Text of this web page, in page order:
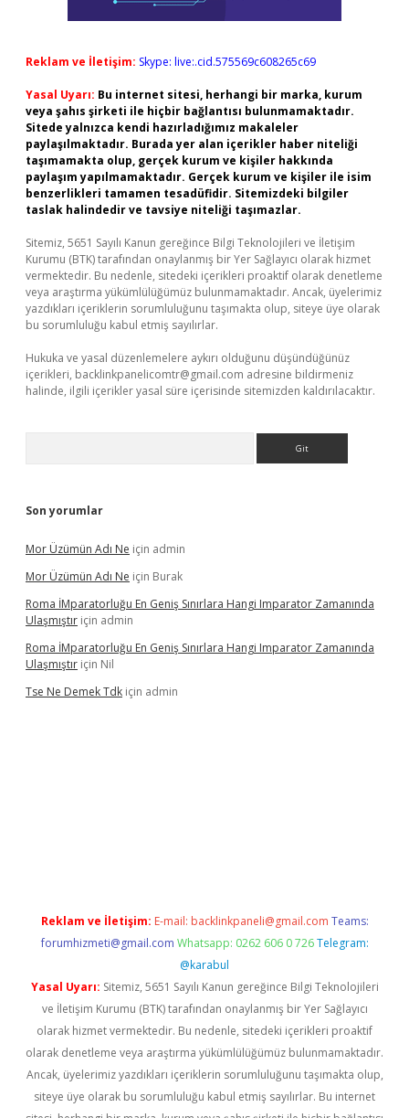
Reklam ve İletişim: Skype: live:.cid.575569c608265c69
Yasal Uyarı: Bu internet sitesi, herhangi bir marka, kurum
veya şahıs şirketi ile hiçbir bağlantısı bulunmamaktadır.
Sitede yalnızca kendi hazırladığımız makaleler
paylaşılmaktadır. Burada yer alan içerikler haber niteliği
taşımamakta olup, gerçek kurum ve kişiler hakkında
paylaşım yapılmamaktadır. Gerçek kurum ve kişiler ile isim
benzerlikleri tamamen tesadüfidir. Sitemizdeki bilgiler
taslak halindedir ve tavsiye niteliği taşımazlar.
Sitemiz, 5651 Sayılı Kanun gereğince Bilgi Teknolojileri ve İletişim
Kurumu (BTK) tarafından onaylanmış bir Yer Sağlayıcı olarak hizmet
vermektedir. Bu nedenle, sitedeki içerikleri proaktif olarak denetleme
veya araştırma yükümlülüğümüz bulunmamaktadır. Ancak, üyelerimiz
yazdıkları içeriklerin sorumluluğunu taşımakta olup, siteye üye olarak
bu sorumluluğu kabul etmiş sayılırlar.
Hukuka ve yasal düzenlemelere aykırı olduğunu düşündüğünüz
içerikleri, backlinkpanelicomtr@gmail.com adresine bildirmeniz
halinde, ilgili içerikler yasal süre içerisinde sitemizden kaldırılacaktır.
Son yorumlar
Mor Üzümün Adı Ne için admin
Mor Üzümün Adı Ne için Burak
Roma İMparatorluğu En Geniş Sınırlara Hangi Imparator Zamanında
Ulaşmıştır için admin
Roma İMparatorluğu En Geniş Sınırlara Hangi Imparator Zamanında
Ulaşmıştır için Nil
Tse Ne Demek Tdk için admin
Reklam ve İletişim: E-mail: backlinkpaneli@gmail.com Teams:
forumhizmeti@gmail.com Whatsapp: 0262 606 0 726 Telegram:
@karabul
Yasal Uyarı: Sitemiz, 5651 Sayılı Kanun gereğince Bilgi Teknolojileri
ve İletişim Kurumu (BTK) tarafından onaylanmış bir Yer Sağlayıcı
olarak hizmet vermektedir. Bu nedenle, sitedeki içerikleri proaktif
olarak denetleme veya araştırma yükümlülüğümüz bulunmamaktadır.
Ancak, üyelerimiz yazdıkları içeriklerin sorumluluğunu taşımakta olup,
siteye üye olarak bu sorumluluğu kabul etmiş sayılırlar. Bu internet